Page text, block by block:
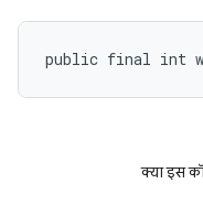
public final int
क्या इस